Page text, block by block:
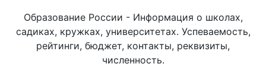
Образование России - Информация о школах,
садиках, кружках, университетах. Успеваемость,
рейтинги, бюджет, контакты, реквизиты,
численность.